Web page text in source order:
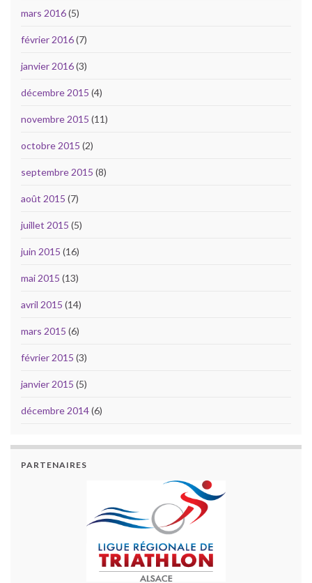
mars 2016(5)
février 2016(7)
janvier 2016(3)
décembre 2015 (4)
novembre 2015 (11)
octobre 2015 (2)
septembre 2015 (8)
août 2015 (7)
juillet 2015 (5)
juin 2015 (16)
mai 2015 (13)
avril 2015 (14)
mars 2015 (6)
février 2015 (3)
janvier 2015 (5)
décembre 2014(6)
PARTENAIRES